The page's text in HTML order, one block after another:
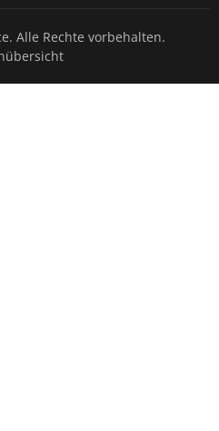
Alle Rechte vorbehalten.